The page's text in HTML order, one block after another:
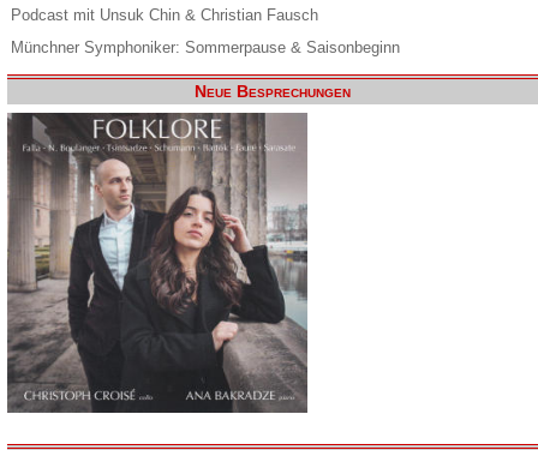
Podcast mit Unsuk Chin & Christian Fausch
Münchner Symphoniker: Sommerpause & Saisonbeginn
Neue Besprechungen